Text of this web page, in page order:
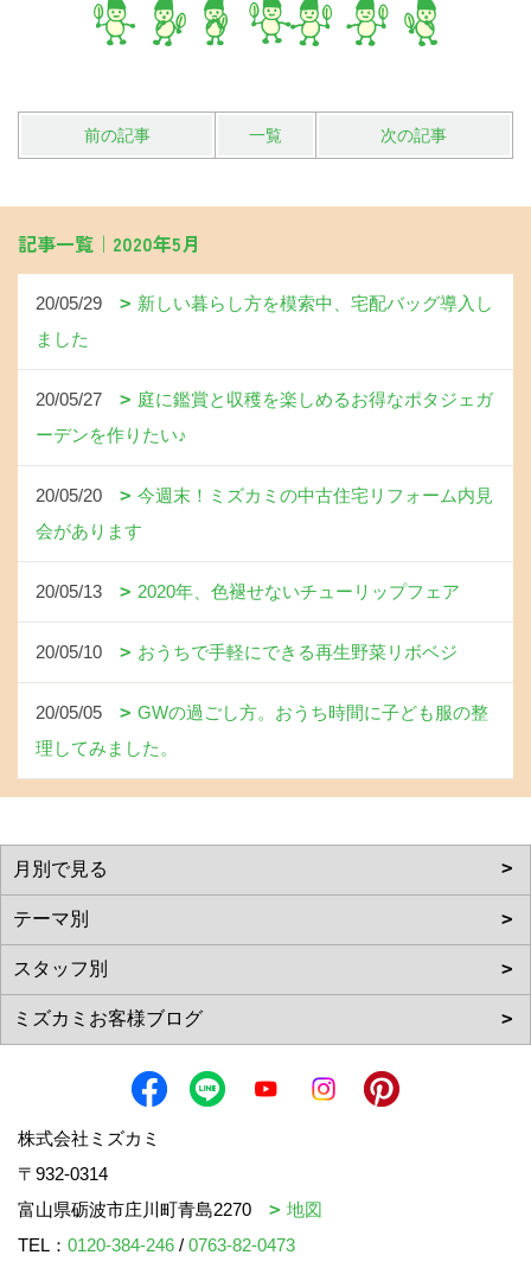
前の記事 一覧 次の記事
記事一覧｜2020年5月
20/05/29
新しい暮らし方を模索中、宅配バッグ導入し
ました
20/05/27
庭に鑑賞と収穫を楽しめるお得なポタジェガ
ーデンを作りたい♪
20/05/20
今週末！ミズカミの中古住宅リフォーム内見
会があります
20/05/13 2020年、色褪せないチューリップフェア
20/05/10 おうちで手軽にできる再生野菜リボベジ
20/05/05
GWの過ごし方。おうち時間に子ども服の整
理してみました。
株式会社ミズカミ
〒932-0314
富山県砺波市庄川町青島2270
地図
TEL： 0120-384-246 / 0763-82-0473